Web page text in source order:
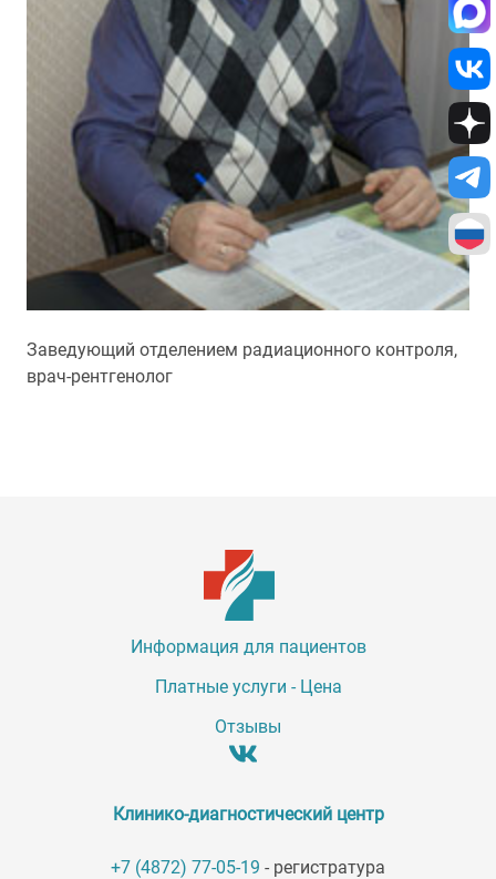
Заведующий отделением радиационного контроля,
врач-рентгенолог
Информация для пациентов
Платные услуги - Цена
Отзывы
Клинико-диагностический центр
+7 (4872) 77-05-19 - регистратура